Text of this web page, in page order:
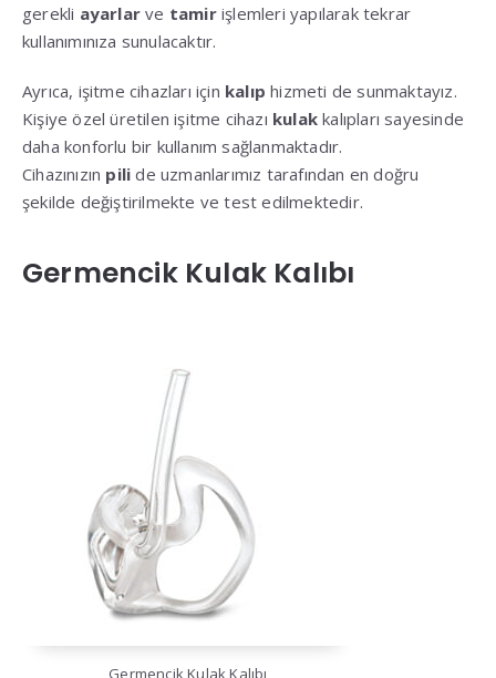
gerekli ayarlar ve tamirişlemleri yapılarak tekrar
kullanımınıza sunulacaktır.
Ayrıca, işitme cihazları için kalıp hizmeti de sunmaktayız.
Kişiye özel üretilen işitme cihazı kulak kalıpları sayesinde
daha konforlu bir kullanım sağlanmaktadır.
Cihazınızın pili de uzmanlarımız tarafından en doğru
şekilde değiştirilmekte ve test edilmektedir.
Germencik Kulak Kalıbı
Germencik Kulak Kalıbı